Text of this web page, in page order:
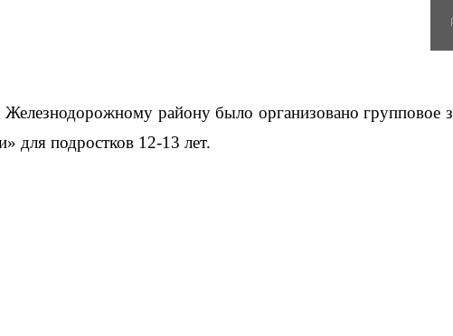
району было организовано групповое
для подростков 12-13 лет.